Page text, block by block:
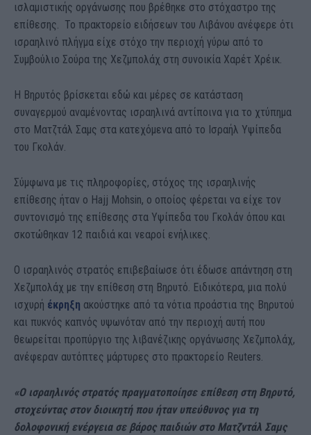
ισλαμιστικής οργάνωσης που βρέθηκε στο στόχαστρο της
επίθεσης. Το πρακτορείο ειδήσεων του Λιβάνου ανέφερε ότι
ισραηλινό πλήγμα είχε στόχο την περιοχή γύρω από το
Συμβούλιο Σούρα της Χεζμπολάχ στη συνοικία Χαρέτ Χρέικ.
Η Βηρυτός βρίσκεται εδώ και μέρες σε κατάσταση
συναγερμού αναμένοντας ισραηλινά αντίποινα για το χτύπημα
στο Ματζτάλ Σαμς στα κατεχόμενα από το Ισραήλ Υψίπεδα
του Γκολάν.
Σύμφωνα με τις πληροφορίες, στόχος της ισραηλινής
επίθεσης ήταν ο Hajj Mohsin, ο οποίος φέρεται να είχε τον
συντονισμό της επίθεσης στα Υψίπεδα του Γκολάν όπου και
σκοτώθηκαν 12 παιδιά και νεαροί ενήλικες.
Ο ισραηλινός στρατός επιβεβαίωσε ότι έδωσε απάντηση στη
Χεζμπολάχ με την επίθεση στη Βηρυτό. Ειδικότερα, μια πολύ
ισχυρή έκρηξη ακούστηκε από τα νότια προάστια της Βηρυτού
και πυκνός καπνός υψωνόταν από την περιοχή αυτή που
θεωρείται προπύργιο της λιβανέζικης οργάνωσης Χεζμπολάχ,
ανέφεραν αυτόπτες μάρτυρες στο πρακτορείο Reuters.
«Ο ισραηλινός στρατός πραγματοποίησε επίθεση στη Βηρυτό,
στοχεύντας στον διοικητή που ήταν υπεύθυνος για τη
δολοφονική ενέργεια σε βάρος παιδιών στο Ματζντάλ Σαμς